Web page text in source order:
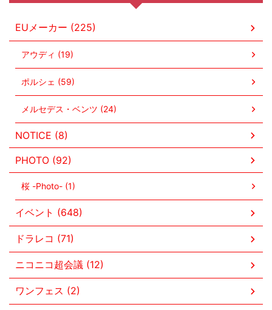
EUメーカー (225)
アウディ (19)
ポルシェ (59)
メルセデス・ベンツ (24)
NOTICE (8)
PHOTO (92)
桜 -Photo- (1)
イベント (648)
ドラレコ (71)
ニコニコ超会議 (12)
ワンフェス (2)